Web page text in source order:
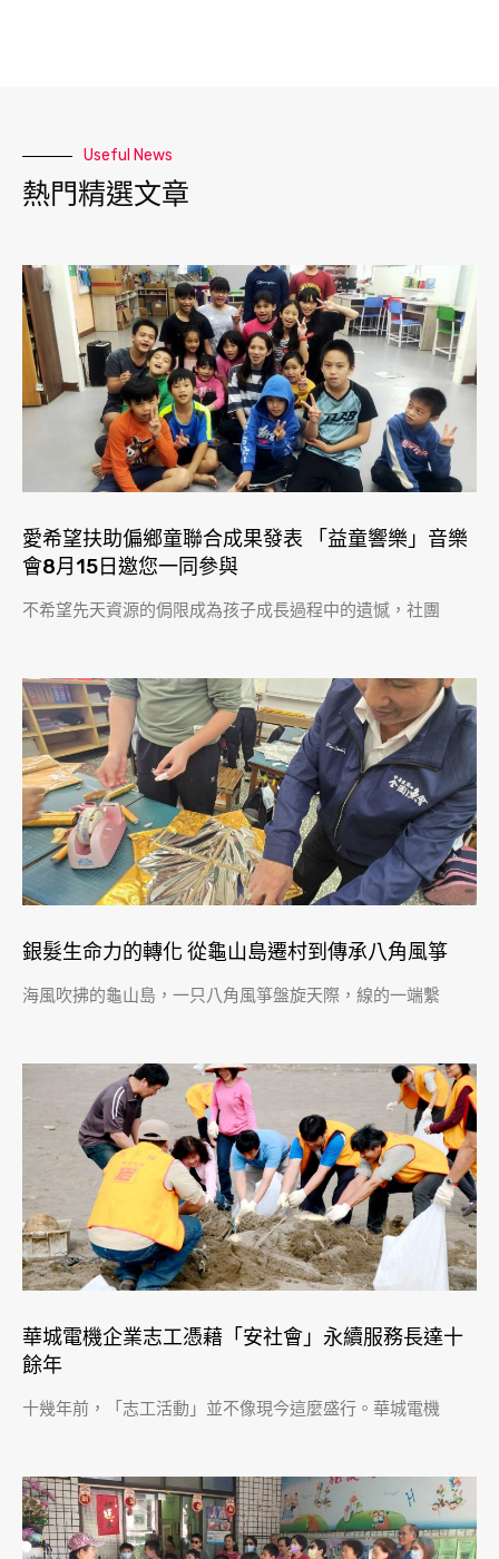
Useful News
熱門精選文章
愛希望扶助偏鄉童聯合成果發表 「益童響樂」音樂
會8月15日邀您一同參與
不希望先天資源的侷限成為孩子成長過程中的遺憾，社團
銀髮生命力的轉化 從龜山島遷村到傳承八角風箏
海風吹拂的龜山島，一只八角風箏盤旋天際，線的一端繫
華城電機企業志工憑藉「安社會」永續服務長達十
餘年
十幾年前，「志工活動」並不像現今這麼盛行。華城電機